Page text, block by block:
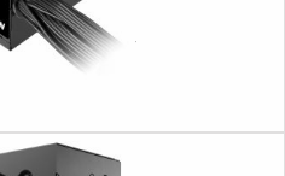
Thermaltake Toughpower GX3 SE 850W